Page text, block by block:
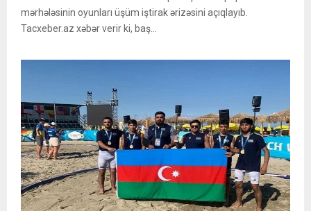
mərhələsinin oyunları üşüm iştirak ərizəsini açıqlayıb.
Tacxeber.az xəbər verir ki, baş...